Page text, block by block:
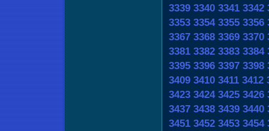
3339 3340 3341 3342
3353 3354 3355 3356
3367 3368 3369 3370
3381 3382 3383 3384
3395 3396 3397 3398
3409 3410 3411 3412
3423 3424 3425 3426
3437 3438 3439 3440
3451 3452 3453 3454